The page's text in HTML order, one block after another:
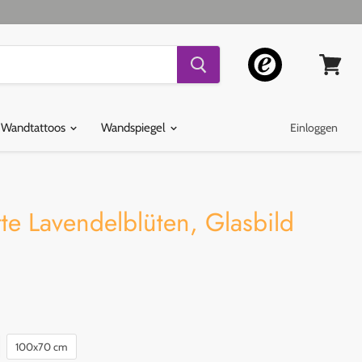
Wandspiegel Einloggen
Lavendelblüten, Glasbild
100x70 cm